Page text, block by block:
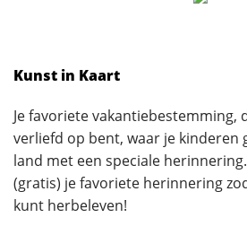
Kunst in Kaart
Je favoriete vakantiebestemming,
verliefd op bent, waar je kinderen
land met een speciale
(gratis) je favoriete herinnering
kunt herbeleven!